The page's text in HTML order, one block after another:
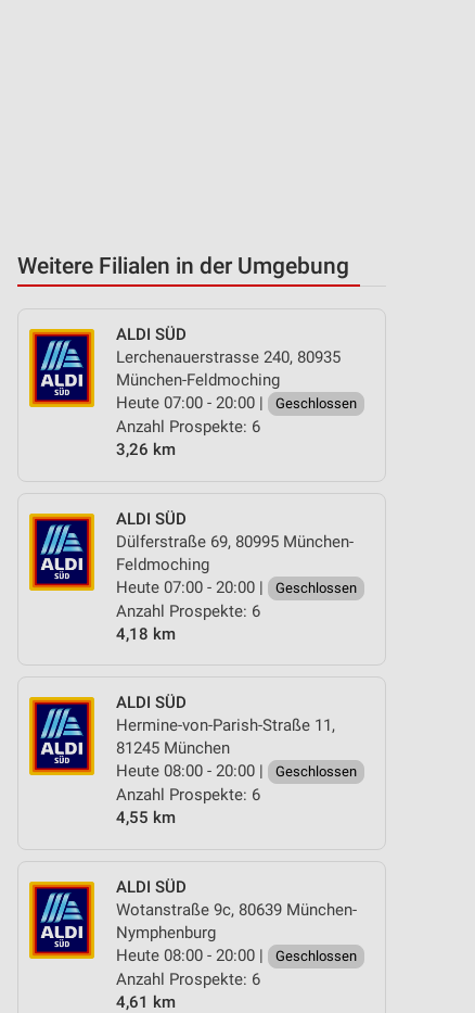
Weitere Filialen in der Umgebung
ALDI SÜD
Lerchenauerstrasse 240, 80935
München-Feldmoching
Heute 07:00 - 20:00 |
Geschlossen
Anzahl Prospekte: 6
3,26 km
ALDI SÜD
Dülferstraße 69, 80995 München-
Feldmoching
Heute 07:00 - 20:00 |
Geschlossen
Anzahl Prospekte: 6
4,18 km
ALDI SÜD
Hermine-von-Parish-Straße 11,
81245 München
Heute 08:00 - 20:00 |
Geschlossen
Anzahl Prospekte: 6
4,55 km
ALDI SÜD
Wotanstraße 9c, 80639 München-
Nymphenburg
Heute 08:00 - 20:00 |
Geschlossen
Anzahl Prospekte: 6
4,61 km